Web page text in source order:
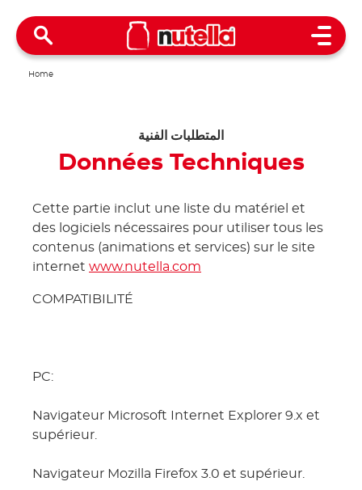
Open
Home
المتطلبات الفنية
Données Techniques
Cette partie inclut une liste du matériel et
des logiciels nécessaires pour utiliser tous les
contenus (animations et services) sur le site
internet www.nutella.com
COMPATIBILITÉ
PC:
Navigateur Microsoft Internet Explorer 9.x et
supérieur.
Navigateur Mozilla Firefox 3.0 et supérieur.